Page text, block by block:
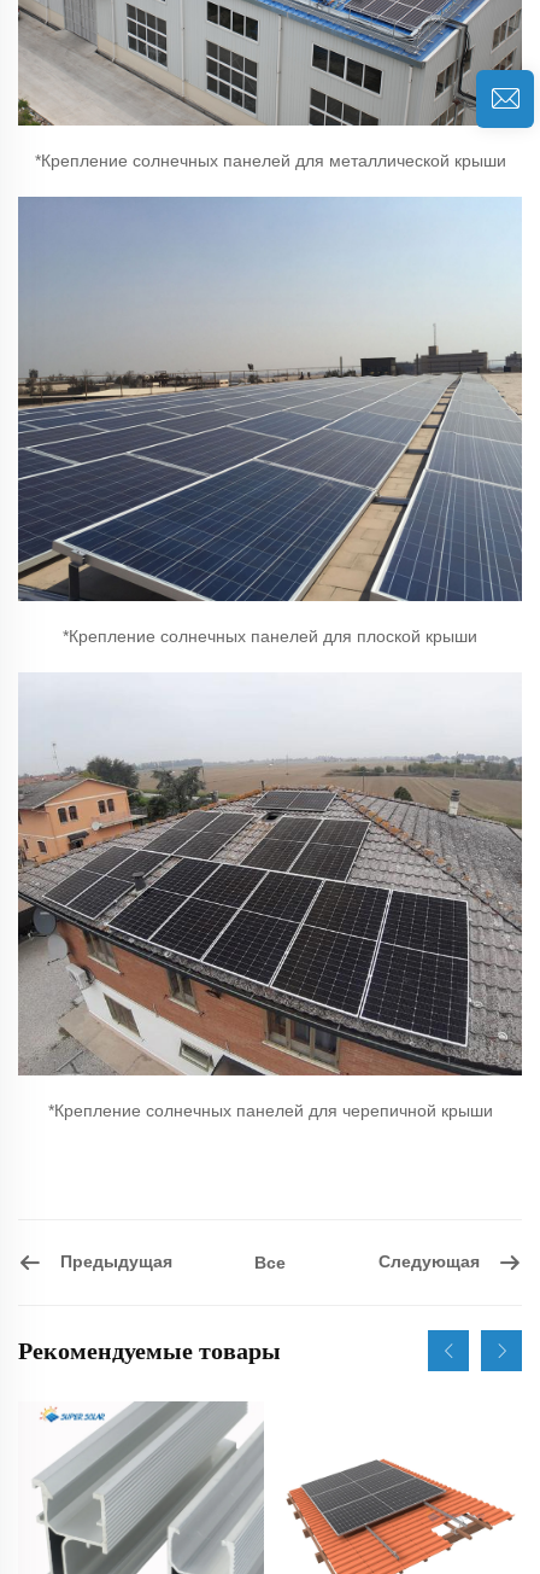
*Крепление солнечных панелей для металлической крыши
*Крепление солнечных панелей для плоской крыши
*Крепление солнечных панелей для черепичной крыши
Предыдущая Все Следующая
Рекомендуемые товары